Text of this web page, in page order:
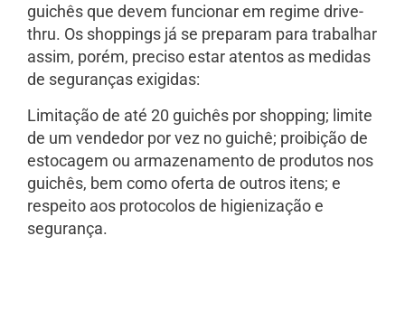
guichês que devem funcionar em regime drive-
thru. Os shoppings já se preparam para trabalhar
assim, porém, preciso estar atentos as medidas
de seguranças exigidas:
Limitação de até 20 guichês por shopping; limite
de um vendedor por vez no guichê; proibição de
estocagem ou armazenamento de produtos nos
guichês, bem como oferta de outros itens; e
respeito aos protocolos de higienização e
segurança.